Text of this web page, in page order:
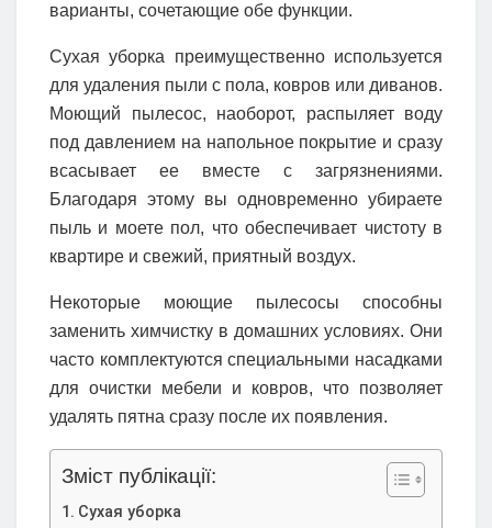
варианты, сочетающие обе функции.
Сухая уборка преимущественно используется
для удаления пыли с пола, ковров или диванов.
Моющий пылесос, наоборот, распыляет воду
под давлением на напольное покрытие и сразу
всасывает ее вместе с загрязнениями.
Благодаря этому вы одновременно убираете
пыль и моете пол, что обеспечивает чистоту в
квартире и свежий, приятный воздух.
Некоторые моющие пылесосы способны
заменить химчистку в домашних условиях. Они
часто комплектуются специальными насадками
для очистки мебели и ковров, что позволяет
удалять пятна сразу после их появления.
Зміст публікації:
Сухая уборка